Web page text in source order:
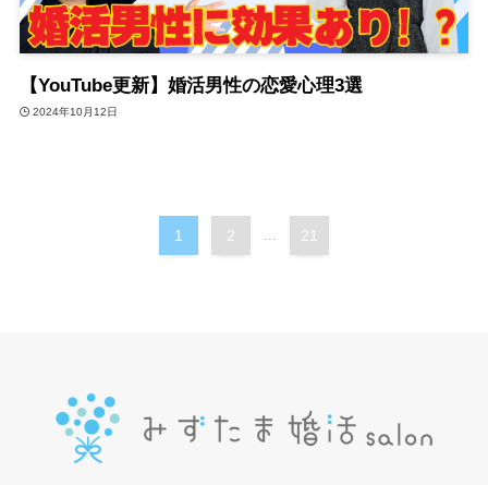
【YouTube更新】婚活男性の恋愛心理3選
2024年10月12日
1 2 ... 21